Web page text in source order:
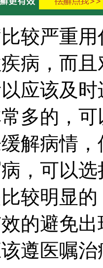
较严重
病，而
应该及
多的，
解病情
，可以
较明显
的避免
遵医嘱